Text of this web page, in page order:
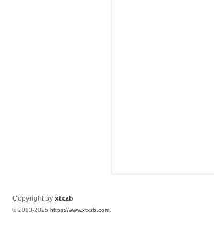
Copyright by xtxzb
© 2013-2025 https://www.xtxzb.com